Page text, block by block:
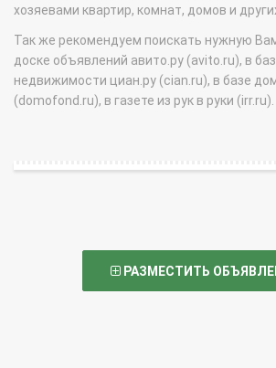
хозяевами квартир, комнат, домов и
Так же рекомендуем поискать нужную
доске объявлений авито.ру (avito.ru), в
недвижимости циан.ру (cian.ru), в базе
(domofond.ru), в газете из рук в руки (irr.ru).
РАЗМЕСТИТЬ